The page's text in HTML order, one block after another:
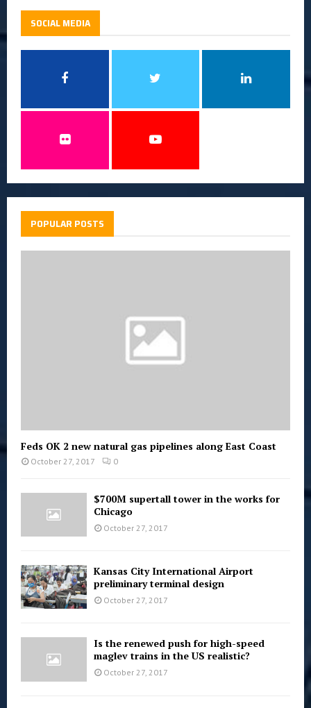
SOCIAL MEDIA
POPULAR POSTS
Feds OK 2 new natural gas pipelines along East Coast
October 27, 2017 0
$700M supertall tower in the works for
Chicago
October 27, 2017
Kansas City International Airport
preliminary terminal design
October 27, 2017
Is the renewed push for high-speed
maglev trains in the US realistic?
October 27, 2017